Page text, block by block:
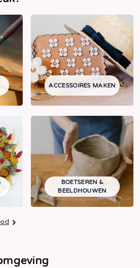
ACCESSOIRES MAKEN
BOETSEREN &
BEELDHOUWEN